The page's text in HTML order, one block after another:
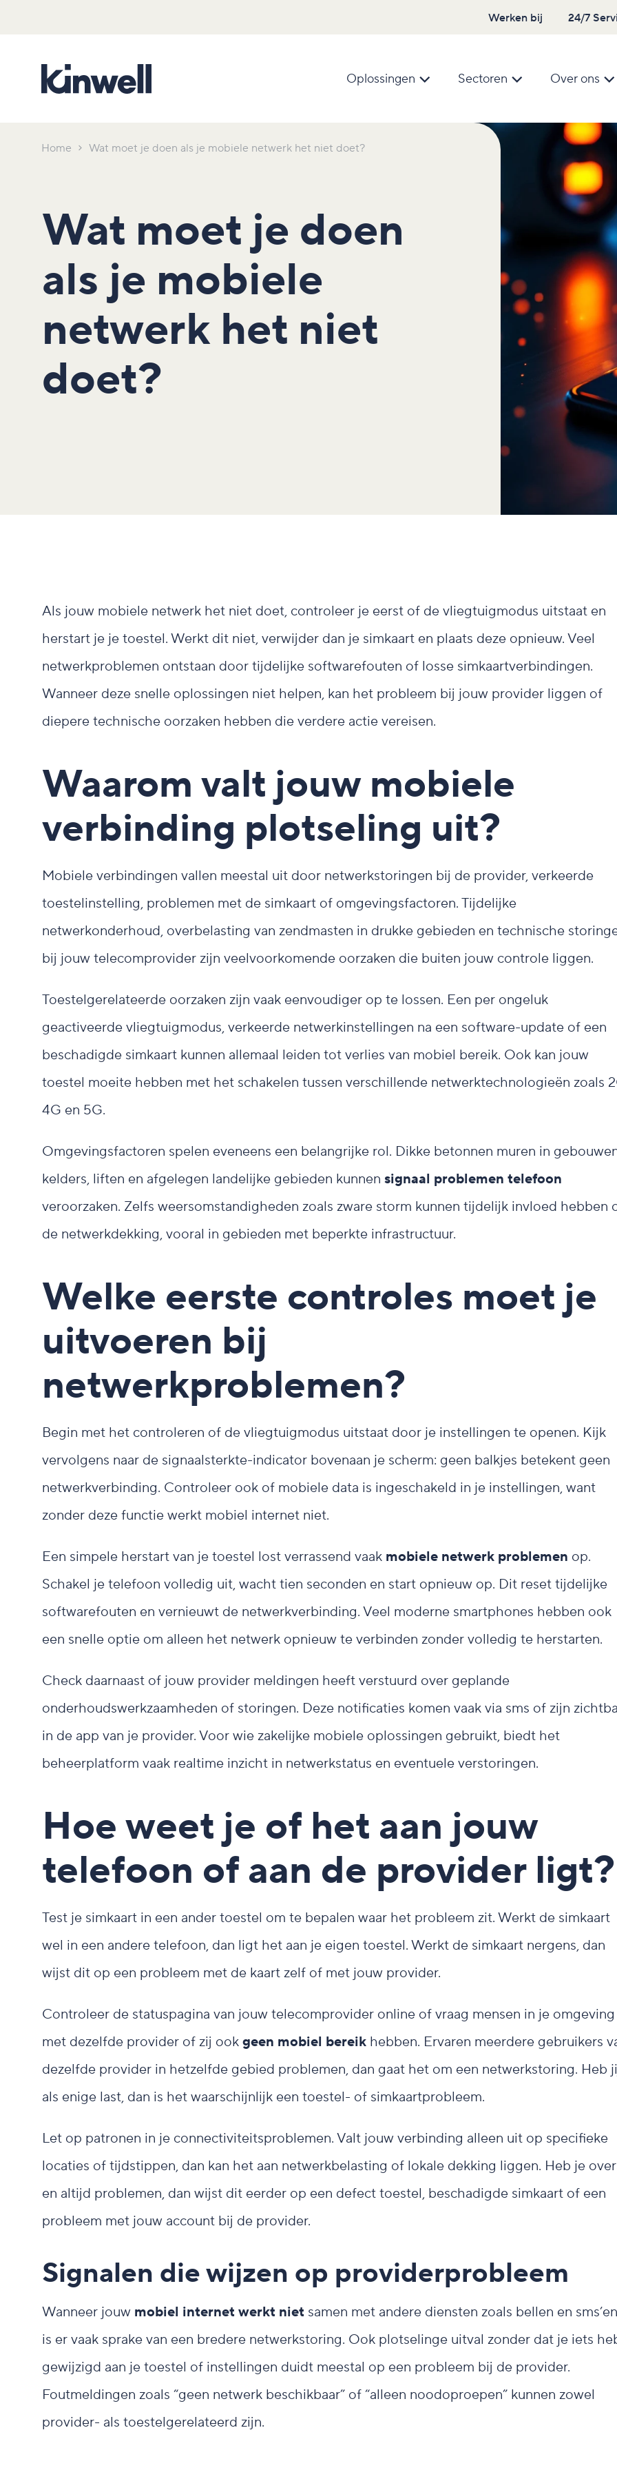
Werken bij 24/7
Oplossingen Sectoren Over ons
Home Wat moet je doen als je mobiele netwerk het niet doet?
Wat moet je doen
als je mobiele
netwerk het niet
doet?
Als jouw mobiele netwerk het niet doet, controleer je eerst of de vliegtuigmodus uitstaat en
herstart je je toestel. Werkt dit niet, verwijder dan je simkaart en plaats deze opnieuw. Veel
netwerkproblemen ontstaan door tijdelijke softwarefouten of losse simkaartverbindingen.
Wanneer deze snelle oplossingen niet helpen, kan het probleem bij jouw provider liggen of
diepere technische oorzaken hebben die verdere actie vereisen.
Waarom valt jouw mobiele
verbinding plotseling uit?
Mobiele verbindingen vallen meestal uit door netwerkstoringen bij de provider, verkeerde
toestelinstelling, problemen met de simkaart of omgevingsfactoren. Tijdelijke
netwerkonderhoud, overbelasting van zendmasten in drukke gebieden en technische
bij jouw telecomprovider zijn veelvoorkomende oorzaken die buiten jouw controle liggen.
Toestelgerelateerde oorzaken zijn vaak eenvoudiger op te lossen. Een per ongeluk
geactiveerde vliegtuigmodus, verkeerde netwerkinstellingen na een software-update of een
beschadigde simkaart kunnen allemaal leiden tot verlies van mobiel bereik. Ook kan jouw
toestel moeite hebben met het schakelen tussen verschillende netwerktechnologieën zoals
4G en 5G.
Omgevingsfactoren spelen eveneens een belangrijke rol. Dikke betonnen muren in
kelders, liften en afgelegen landelijke gebieden kunnen signaal problemen telefoon
veroorzaken. Zelfs weersomstandigheden zoals zware storm kunnen tijdelijk invloed hebben
de netwerkdekking, vooral in gebieden met beperkte infrastructuur.
Welke eerste controles moet je
uitvoeren bij
netwerkproblemen?
Begin met het controleren of de vliegtuigmodus uitstaat door je instellingen te openen. Kijk
vervolgens naar de signaalsterkte-indicator bovenaan je scherm: geen balkjes betekent geen
netwerkverbinding. Controleer ook of mobiele data is ingeschakeld in je instellingen, want
zonder deze functie werkt mobiel internet niet.
Een simpele herstart van je toestel lost verrassend vaak mobiele netwerk problemen op.
Schakel je telefoon volledig uit, wacht tien seconden en start opnieuw op. Dit reset tijdelijke
softwarefouten en vernieuwt de netwerkverbinding. Veel moderne smartphones hebben ook
een snelle optie om alleen het netwerk opnieuw te verbinden zonder volledig te herstarten.
Check daarnaast of jouw provider meldingen heeft verstuurd over geplande
onderhoudswerkzaamheden of storingen. Deze notificaties komen vaak via sms of zijn
in de app van je provider. Voor wie zakelijke mobiele oplossingen gebruikt, biedt het
beheerplatform vaak realtime inzicht in netwerkstatus en eventuele verstoringen.
Hoe weet je of het aan jouw
telefoon of aan de provider ligt?
Test je simkaart in een ander toestel om te bepalen waar het probleem zit. Werkt de simkaart
wel in een andere telefoon, dan ligt het aan je eigen toestel. Werkt de simkaart nergens, dan
wijst dit op een probleem met de kaart zelf of met jouw provider.
Controleer de statuspagina van jouw telecomprovider online of vraag mensen in je omgeving
met dezelfde provider of zij ookgeen mobiel bereik hebben. Ervaren meerdere gebruikers
dezelfde provider in hetzelfde gebied problemen, dan gaat het om een netwerkstoring. Heb
als enige last, dan is het waarschijnlijk een toestel- of simkaartprobleem.
Let op patronen in je connectiviteitsproblemen. Valt jouw verbinding alleen uit op specifieke
locaties of tijdstippen, dan kan het aan netwerkbelasting of lokale dekking liggen. Heb je
en altijd problemen, dan wijst dit eerder op een defect toestel, beschadigde simkaart of een
probleem met jouw account bij de provider.
Signalen die wijzen op providerprobleem
Wanneer jouw mobiel internet werkt niet samen met andere diensten zoals bellen en
is er vaak sprake van een bredere netwerkstoring. Ook plotselinge uitval zonder dat je iets
gewijzigd aan je toestel of instellingen duidt meestal op een probleem bij de provider.
Foutmeldingen zoals “geen netwerk beschikbaar” of “alleen noodoproepen” kunnen zowel
provider- als toestelgerelateerd zijn.